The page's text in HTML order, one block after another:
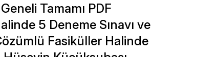
Tamamı PDF
5 Deneme Sınavı ve
Fasiküller Halinde